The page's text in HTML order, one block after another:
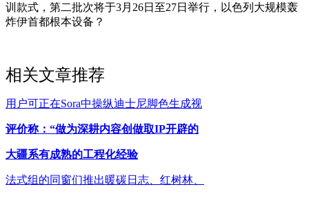
训款式，第二批次将于3月26日至27日举行，以色列大规模轰
炸伊首都根本设备？
相关文章推荐
用户可正在Sora中操纵迪士尼脚色生成视
评价称：“做为深耕内容创做取IP开辟的
大疆系有成熟的工程化经验
法式组的同窗们推出暖碳日志、红树林、